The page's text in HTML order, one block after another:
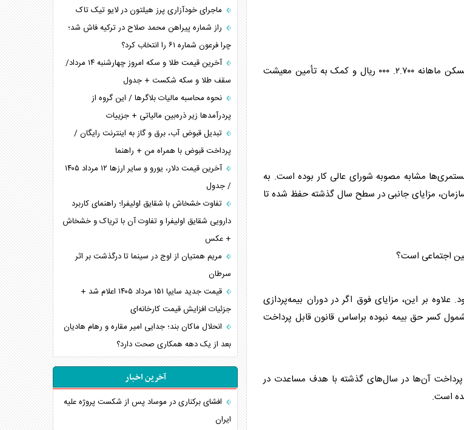
خیر. این مبالغ همچنان پرداخت می‌شود، اما افزایش نیافته است. کمک‌هزینه مسکن ماهانه ۲.۷۰۰. ۰۰۰ ریال و کمک به تأمین معیشت
مشابه مصوبه شورای عالی کار بوده است. به
مزایای جانبی در سطح سال گذشته حفظ شده تا
بر این، مزایای فوق اگر در دوران بیمه‌پردازی
کسر حق بیمه نبوده براساس قانون قابل پرداخت
آن‌ها در سال‌های گذشته با هدف مساعدت در
است.
ماجرای خودآزاری پرز هیلتون در لایو تیک تاک
راز شماره پیراهن محمد صلاح در ترکیه فاش شد؛
چرا فرعون شماره ۶۱ را انتخاب کرد؟
آخرین قیمت طلا و سکه امروز چهارشنبه ۱۴ مرداد/
سقف طلا و سکه شکست + جدول
نحوه محاسبه مالیات بلاگر‌ها / این گروه از
پردرآمد‌ها زیر ذره‌بین مالیاتی + جزییات
تبدیل قبوض آب، برق و گاز به اینترنت رایگان /
پرداخت قبوض با همراه من + راهنما
آخرین قیمت دلار، یورو و سایر ارز‌ها ۱۲ مرداد ۱۴۰۵
/ جدول
تفاوت خشخاش با شقایق اولیفرا؛ راهنمای کاربرد
دارویی شقایق اولیفرا و تفاوت آن با تریاک و خشخاش
+ عکس
مریم همتیان از اوج در سینما تا درگذشت بر اثر
سرطان
قیمت جدید سایپا ۱۵۱ مرداد ۱۴۰۵ اعلام شد +
جزئیات افزایش قیمت کارخانه‌ای
انحلال ماکان بند؛ جدایی امیر مقاره و رهام هادیان
بعد از یک دهه همکاری صحت دارد؟
آخرین اخبار
افشای برکناری در موساد پس از شکست پروژه علیه
ایران